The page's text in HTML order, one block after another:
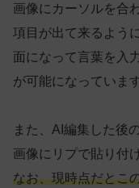
画像にカーソルを合
項目が出て来るよう
面になって言葉を入
が可能になっています
また、AI編集した後
画像にリプで貼り付
なお、現時点だとこ